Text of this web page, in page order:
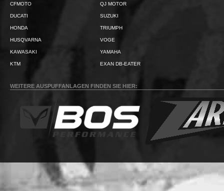
CFMOTO
DUCATI
HONDA
HUSQVARNA
KAWASAKI
KTM
QJ MOTOR
SUZUKI
TRIUMPH
VOGE
YAMAHA
EXAN DB-EATER
WEITERE AUSPUFFANLAGEN FINDEN SIE HIER: